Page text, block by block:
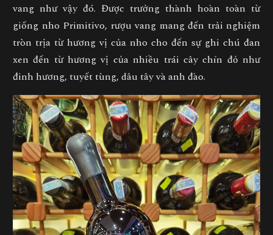
vang như vậy đó. Được trưởng thành hoàn toàn từ
giống nho Primitivo, rượu vang mang đến trải nghiệm
tròn trịa từ hương vị của nho cho đến sự ghi chú đan
xen đến từ hương vị của nhiều trái cây chín đỏ như
đinh hương, tuyết tùng, dâu tây và anh đào.